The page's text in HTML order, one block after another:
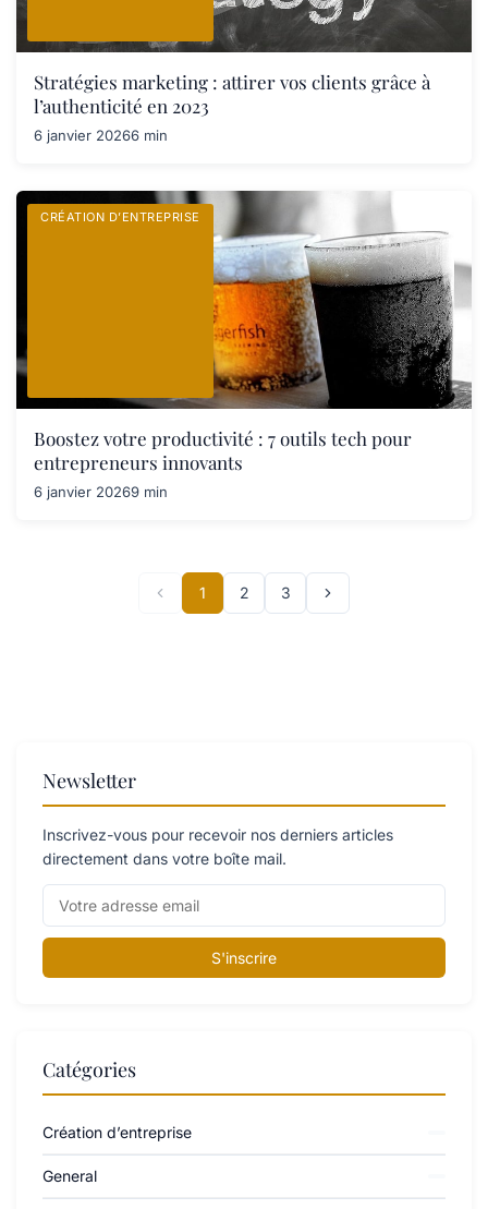
Stratégies marketing : attirer vos clients grâce à
l’authenticité en 2023
6 janvier 20266 min
CRÉATION D’ENTREPRISE
Boostez votre productivité : 7 outils tech pour
entrepreneurs innovants
6 janvier 20269 min
1 2 3
Newsletter
Inscrivez-vous pour recevoir nos derniers articles
directement dans votre boîte mail.
S'inscrire
Catégories
Création d’entreprise
General